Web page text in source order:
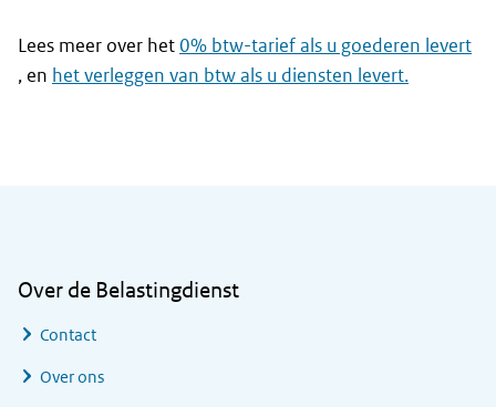
Lees meer over het0% btw-tarief als u goederen levert
, en het verleggen van btw als u diensten levert.
Over de Belastingdienst
Contact
Over ons